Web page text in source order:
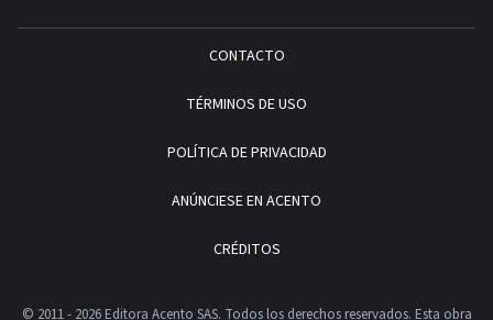
CONTACTO
TÉRMINOS DE USO
POLÍTICA DE PRIVACIDAD
ANÚNCIESE EN ACENTO
CRÉDITOS
© 2011 - 2026 Editora Acento SAS. Todos los derechos reservados. Esta obra